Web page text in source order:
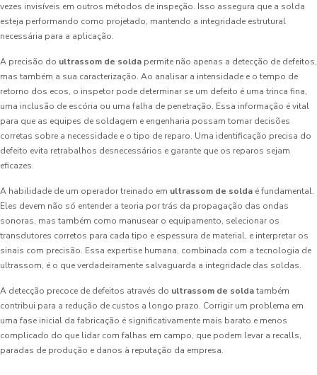
vezes invisíveis em outros métodos de inspeção. Isso assegura que a solda
esteja performando como projetado, mantendo a integridade estrutural
necessária para a aplicação.
A precisão do ultrassom de solda permite não apenas a detecção de defeitos,
mas também a sua caracterização. Ao analisar a intensidade e o tempo de
retorno dos ecos, o inspetor pode determinar se um defeito é uma trinca fina,
uma inclusão de escória ou uma falha de penetração. Essa informação é vital
para que as equipes de soldagem e engenharia possam tomar decisões
corretas sobre a necessidade e o tipo de reparo. Uma identificação precisa do
defeito evita retrabalhos desnecessários e garante que os reparos sejam
eficazes.
A habilidade de um operador treinado em ultrassom de solda é fundamental.
Eles devem não só entender a teoria por trás da propagação das ondas
sonoras, mas também como manusear o equipamento, selecionar os
transdutores corretos para cada tipo e espessura de material, e interpretar os
sinais com precisão. Essa expertise humana, combinada com a tecnologia de
ultrassom, é o que verdadeiramente salvaguarda a integridade das soldas.
A detecção precoce de defeitos através do ultrassom de soldatambém
contribui para a redução de custos a longo prazo. Corrigir um problema em
uma fase inicial da fabricação é significativamente mais barato e menos
complicado do que lidar com falhas em campo, que podem levar a recalls,
paradas de produção e danos à reputação da empresa.